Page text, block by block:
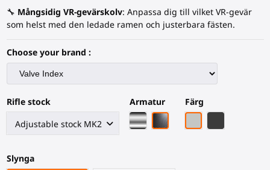
🔧 Mångsidig VR-gevärskolv: Anpassa dig till vilket VR-gevär
som helst med den ledade ramen och justerbara fästen.
Choose your brand :
Rifle stock
Armatur
Krom armatur
Svart kolfiberstativ
Färg
Slynga